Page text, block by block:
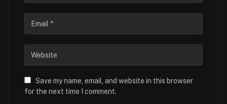
Save my name, email, and website in this browser
for the next time I comment.